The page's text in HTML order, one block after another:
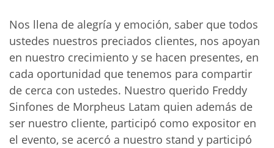
Nos llena de alegría y emoción, saber que todos
ustedes nuestros preciados clientes, nos apoyan
en nuestro crecimiento y se hacen presentes, en
cada oportunidad que tenemos para compartir
de cerca con ustedes. Nuestro querido Freddy
Sinfones de Morpheus Latam quien además de
ser nuestro cliente, participó como expositor en
el evento, se acercó a nuestro stand y participó